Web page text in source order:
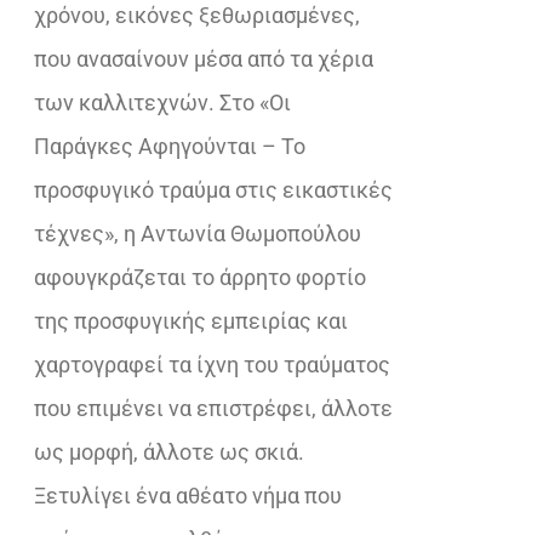
χρόνου, εικόνες ξεθωριασμένες,
που ανασαίνουν μέσα από τα χέρια
των καλλιτεχνών. Στο «Οι
Παράγκες Αφηγούνται – Το
προσφυγικό τραύμα στις εικαστικές
τέχνες», η Αντωνία Θωμοπούλου
αφουγκράζεται το άρρητο φορτίο
της προσφυγικής εμπειρίας και
χαρτογραφεί τα ίχνη του τραύματος
που επιμένει να επιστρέφει, άλλοτε
ως μορφή, άλλοτε ως σκιά.
Ξετυλίγει ένα αθέατο νήμα που